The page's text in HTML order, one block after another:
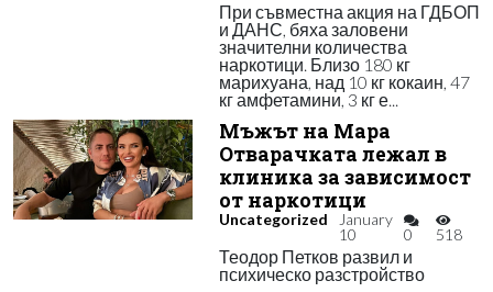
При съвместна акция на ГДБОП
и ДАНС, бяха заловени
значителни количества
наркотици. Близо 180 кг
марихуана, над 10 кг кокаин, 47
кг амфетамини, 3 кг е...
Мъжът на Мара
Отварачката лежал в
клиника за зависимост
от наркотици
Uncategorized
January
10
0 518
Теодор Петков развил и
психическо разстройство